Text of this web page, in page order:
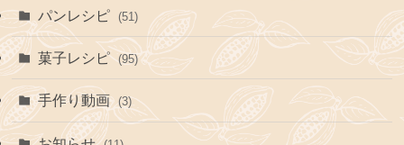
パンレシピ (51)
菓子レシピ (95)
手作り動画 (3)